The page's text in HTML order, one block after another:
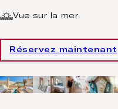
Vue sur la mer
Réservez maintenant